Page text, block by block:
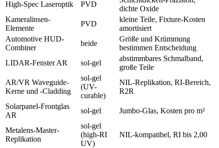
High-Spec Laseroptik
PVD
dichte Oxide
Kameralinsen-
Elemente
PVD
kleine Teile, Fixture-Kosten
amortisiert
Automotive HUD-
Combiner
beide
Größe und Krümmung
bestimmen Entscheidung
LIDAR-Fenster AR
sol-gel
abstimmbares Schmalband,
große Teile
AR/VR Waveguide-
Kerne und -Cladding
sol-gel
(UV-
curable)
NIL-Replikation, RI-Bereich,
R2R
Solarpanel-Frontglas
AR
sol-gel Jumbo-Glas, Kosten pro m²
Metalens-Master-
Replikation
sol-gel
(high-RI
UV)
NIL-kompatibel, RI bis 2,00